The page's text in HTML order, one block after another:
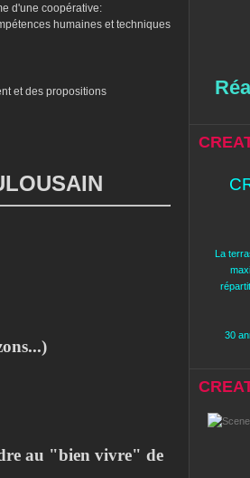
d'une coopérative:
humaines et techniques
et des propositions
au "bien vivre" de
La
30